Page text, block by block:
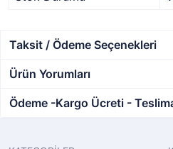
Taksit / Ödeme Seçenekleri
Ürün Yorumları
Ödeme -Kargo Ücreti -